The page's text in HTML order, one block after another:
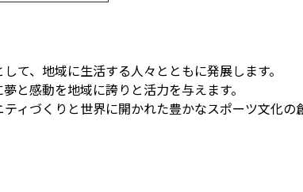
て、地域に生活する人々とともに発展します。
と感動を地域に誇りと活力を与えます。
ィづくりと世界に開かれた豊かなスポーツ文化の